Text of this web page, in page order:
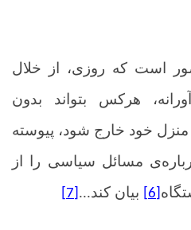
است که روزی، از خلال
هرکس بتواند بدون
منزل خود خارج شود، پیوسته
مسائل سیاسی را از
بیان کند...